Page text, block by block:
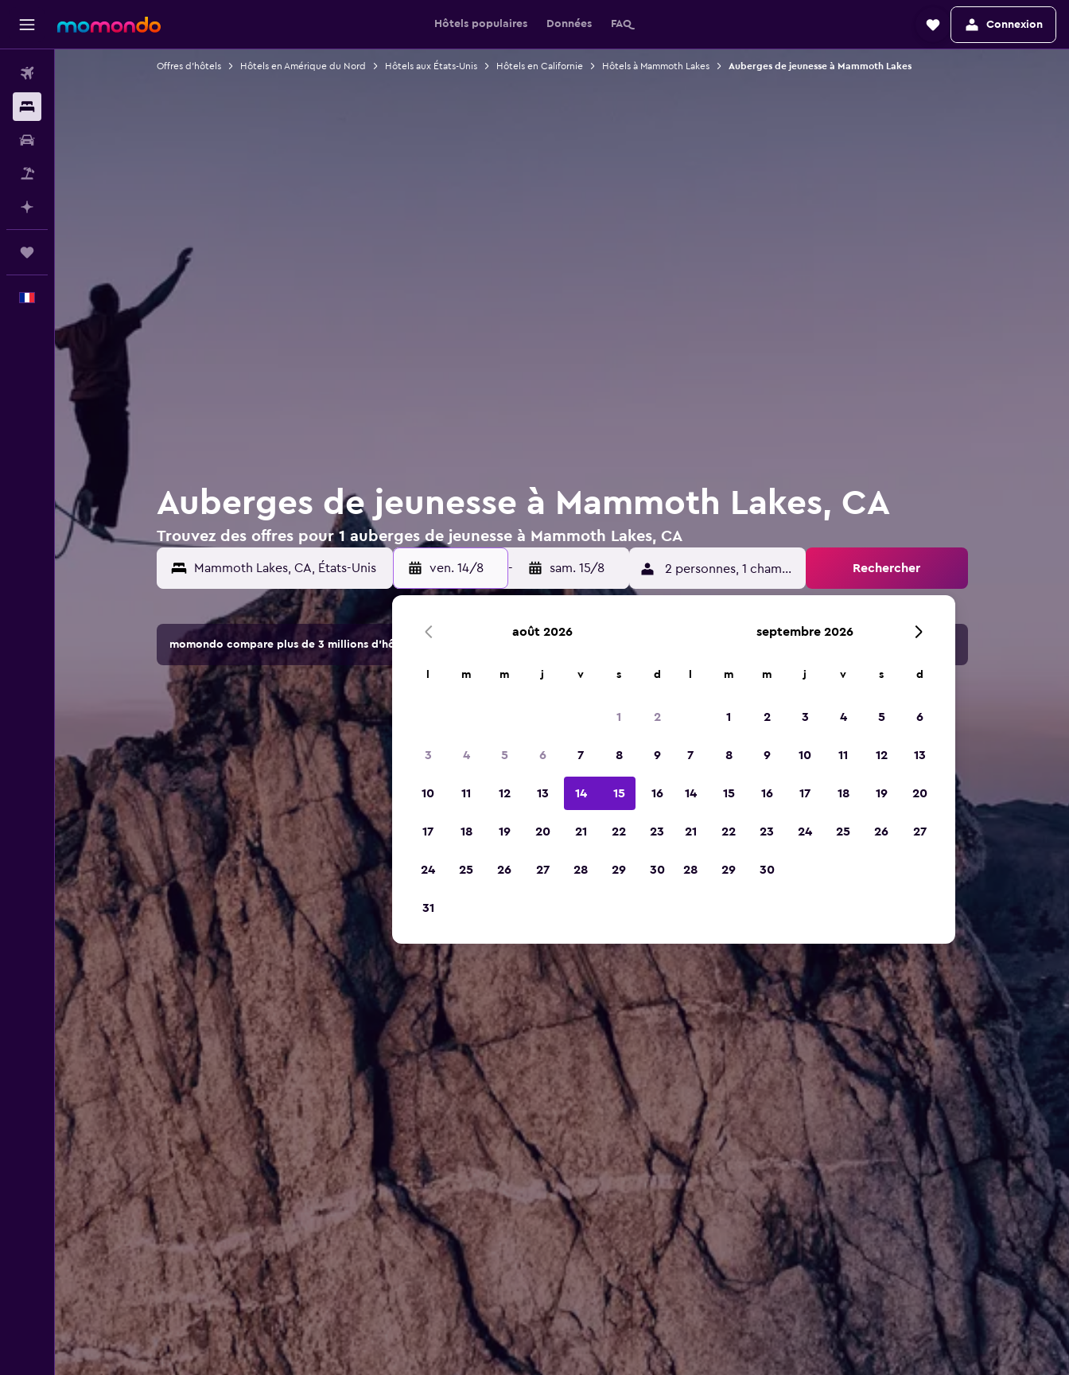
Hôtels populaires Données FAQ Connexion
Offres d’hôtels Hôtels en Amérique du Nord Hôtels aux États-Unis Hôtels en Californie Hôtels à Mammoth Lakes Auberges de jeunesse à Mammoth Lakes
Auberges de jeunesse à Mammoth Lakes, CA
Trouvez des offres pour 1 auberges de jeunesse à Mammoth Lakes, CA
Mammoth Lakes, CA, États-Unis ven. 14/8 - sam. 15/8 2 personnes, 1 chambre Rechercher
momondo compare plus de 3 millions d'hôtels et d'hébergements.
août 2026
m m j v s d
1 2
3 4 5 6 7 8 9
10 11 12 13 14 15 16
17 18 19 20 21 22 23
24 25 26 27 28 29 30
31
septembre 2026
m m j v s d
1 2 3 4 5 6
7 8 9 10 11 12 13
14 15 16 17 18 19 20
21 22 23 24 25 26 27
28 29 30